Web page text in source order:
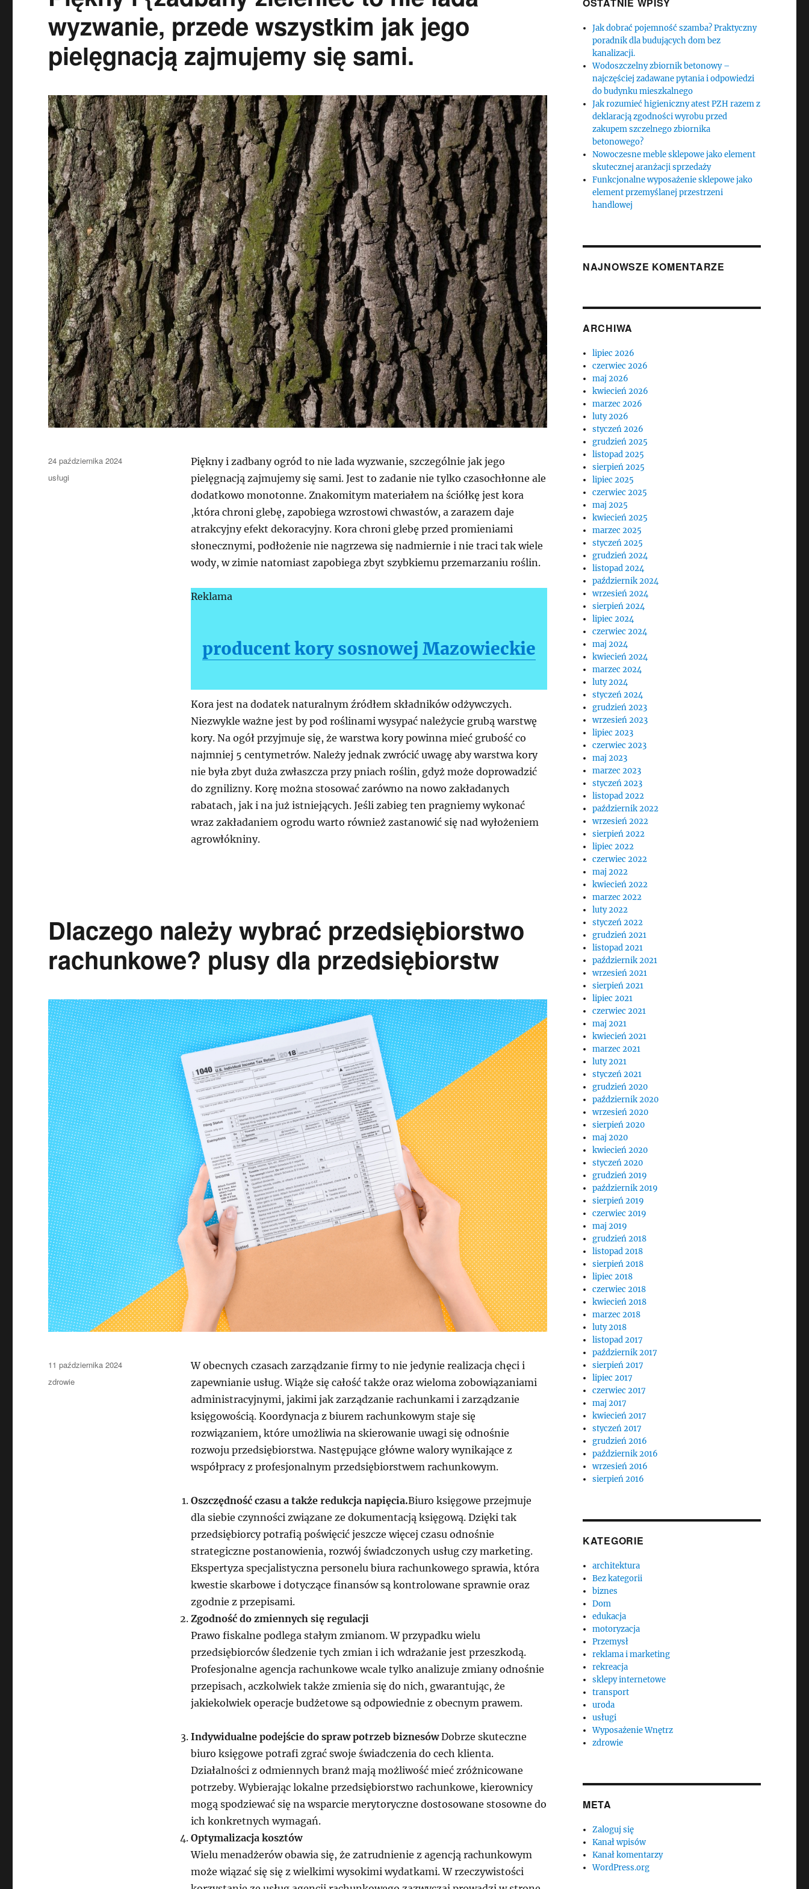
wyzwanie, przede wszystkim jak jego
pielęgnacją zajmujemy się sami.
Piękny i zadbany ogród to nie lada wyzwanie, szczególnie jak jego
pielęgnacją zajmujemy się sami. Jest to zadanie nie tylko czasochłonne ale
dodatkowo monotonne. Znakomitym materiałem na ściółkę jest kora
,która chroni glebę, zapobiega wzrostowi chwastów, a zarazem daje
atrakcyjny efekt dekoracyjny. Kora chroni glebę przed promieniami
słonecznymi, podłożenie nie nagrzewa się nadmiernie i nie traci tak wiele
wody, w zimie natomiast zapobiega zbyt szybkiemu przemarzaniu roślin.
Reklama
producent kory sosnowej Mazowieckie
Kora jest na dodatek naturalnym źródłem składników odżywczych.
Niezwykle ważne jest by pod roślinami wysypać należycie grubą warstwę
kory. Na ogół przyjmuje się, że warstwa kory powinna mieć grubość co
najmniej 5 centymetrów. Należy jednak zwrócić uwagę aby warstwa kory
nie była zbyt duża zwłaszcza przy pniach roślin, gdyż może doprowadzić
do zgnilizny. Korę można stosować zarówno na nowo zakładanych
rabatach, jak i na już istniejących. Jeśli zabieg ten pragniemy wykonać
wraz zakładaniem ogrodu warto również zastanowić się nad wyłożeniem
agrowłókniny.
Data
publikacji
24 października 2024
Kategorie
usługi
Dlaczego należy wybrać przedsiębiorstwo
rachunkowe? plusy dla przedsiębiorstw
W obecnych czasach zarządzanie firmy to nie jedynie realizacja chęci i
zapewnianie usług. Wiąże się całość także oraz wieloma zobowiązaniami
administracyjnymi, jakimi jak zarządzanie rachunkami i zarządzanie
księgowością. Koordynacja z biurem rachunkowym staje się
rozwiązaniem, które umożliwia na skierowanie uwagi się odnośnie
rozwoju przedsiębiorstwa. Następujące główne walory wynikające z
współpracy z profesjonalnym przedsiębiorstwem rachunkowym.
Oszczędność czasu a także redukcja napięcia.Biuro księgowe przejmuje
dla siebie czynności związane ze dokumentacją księgową. Dzięki tak
przedsiębiorcy potrafią poświęcić jeszcze więcej czasu odnośnie
strategiczne postanowienia, rozwój świadczonych usług czy marketing.
Ekspertyza specjalistyczna personelu biura rachunkowego sprawia, która
kwestie skarbowe i dotyczące finansów są kontrolowane sprawnie oraz
zgodnie z przepisami.
Zgodność do zmiennych się regulacji
Prawo fiskalne podlega stałym zmianom. W przypadku wielu
przedsiębiorców śledzenie tych zmian i ich wdrażanie jest przeszkodą.
Profesjonalne agencja rachunkowe wcale tylko analizuje zmiany odnośnie
przepisach, aczkolwiek także zmienia się do nich, gwarantując, że
jakiekolwiek operacje budżetowe są odpowiednie z obecnym prawem.
Indywidualne podejście do spraw potrzeb biznesówDobrze skuteczne
biuro księgowe potrafi zgrać swoje świadczenia do cech klienta.
Działalności z odmiennych branż mają możliwość mieć zróżnicowane
potrzeby. Wybierając lokalne przedsiębiorstwo rachunkowe, kierownicy
mogą spodziewać się na wsparcie merytoryczne dostosowane stosowne do
ich konkretnych wymagań.
Optymalizacja kosztów
Wielu menadżerów obawia się, że zatrudnienie z agencją rachunkowym
może wiązać się się z wielkimi wysokimi wydatkami. W rzeczywistości
Data
publikacji
11 października 2024
Kategorie
zdrowie
Jak dobrać pojemność szamba? Praktyczny
poradnik dla budujących dom bez
kanalizacji.
Wodoszczelny zbiornik betonowy –
najczęściej zadawane pytania i odpowiedzi
do budynku mieszkalnego
Jak rozumieć higieniczny atest PZH razem z
deklaracją zgodności wyrobu przed
zakupem szczelnego zbiornika
betonowego?
Nowoczesne meble sklepowe jako element
skutecznej aranżacji sprzedaży
Funkcjonalne wyposażenie sklepowe jako
element przemyślanej przestrzeni
handlowej
NAJNOWSZE KOMENTARZE
ARCHIWA
lipiec 2026
czerwiec 2026
maj 2026
kwiecień 2026
marzec 2026
luty 2026
styczeń 2026
grudzień 2025
listopad 2025
sierpień 2025
lipiec 2025
czerwiec 2025
maj 2025
kwiecień 2025
marzec 2025
styczeń 2025
grudzień 2024
listopad 2024
październik 2024
wrzesień 2024
sierpień 2024
lipiec 2024
czerwiec 2024
maj 2024
kwiecień 2024
marzec 2024
luty 2024
styczeń 2024
grudzień 2023
wrzesień 2023
lipiec 2023
czerwiec 2023
maj 2023
marzec 2023
styczeń 2023
listopad 2022
październik 2022
wrzesień 2022
sierpień 2022
lipiec 2022
czerwiec 2022
maj 2022
kwiecień 2022
marzec 2022
luty 2022
styczeń 2022
grudzień 2021
listopad 2021
październik 2021
wrzesień 2021
sierpień 2021
lipiec 2021
czerwiec 2021
maj 2021
kwiecień 2021
marzec 2021
luty 2021
styczeń 2021
grudzień 2020
październik 2020
wrzesień 2020
sierpień 2020
maj 2020
kwiecień 2020
styczeń 2020
grudzień 2019
październik 2019
sierpień 2019
czerwiec 2019
maj 2019
grudzień 2018
listopad 2018
sierpień 2018
lipiec 2018
czerwiec 2018
kwiecień 2018
marzec 2018
luty 2018
listopad 2017
październik 2017
sierpień 2017
lipiec 2017
czerwiec 2017
maj 2017
kwiecień 2017
styczeń 2017
grudzień 2016
październik 2016
wrzesień 2016
sierpień 2016
KATEGORIE
architektura
Bez kategorii
biznes
Dom
edukacja
motoryzacja
Przemysł
reklama i marketing
rekreacja
sklepy internetowe
transport
uroda
usługi
Wyposażenie Wnętrz
zdrowie
META
Zaloguj się
Kanał wpisów
Kanał komentarzy
WordPress.org